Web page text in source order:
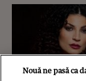
Nouă ne pasă ca